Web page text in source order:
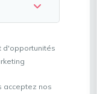
d'opportunités
acceptez nos